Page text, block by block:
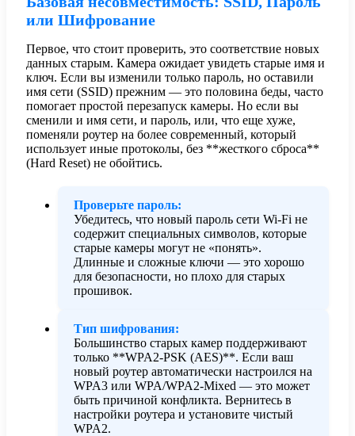
или Шифрование
Первое, что стоит проверить, это соответствие новых
данных старым. Камера ожидает увидеть старые имя и
ключ. Если вы изменили только пароль, но оставили
имя сети (SSID) прежним — это половина беды, часто
помогает простой перезапуск камеры. Но если вы
сменили и имя сети, и пароль, или, что еще хуже,
поменяли роутер на более современный, который
использует иные протоколы, без **жесткого сброса**
(Hard Reset) не обойтись.
Проверьте пароль:
Убедитесь, что новый пароль сети Wi-Fi не
содержит специальных символов, которые
старые камеры могут не «понять».
Длинные и сложные ключи — это хорошо
для безопасности, но плохо для старых
прошивок.
Тип шифрования:
Большинство старых камер поддерживают
только **WPA2-PSK (AES)**. Если ваш
новый роутер автоматически настроился на
WPA3 или WPA/WPA2-Mixed — это может
быть причиной конфликта. Вернитесь в
настройки роутера и установите чистый
WPA2.